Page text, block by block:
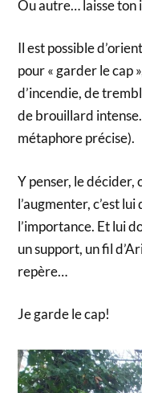
Ou autre… laisse ton
Il est possible
pour « garder le cap
d’incendie, de
de brouillard
métaphore précise).
Y penser, le décider,
l’augmenter, c’est
l’importance. Et lui
un support, un fil
repère…
Je garde le cap!